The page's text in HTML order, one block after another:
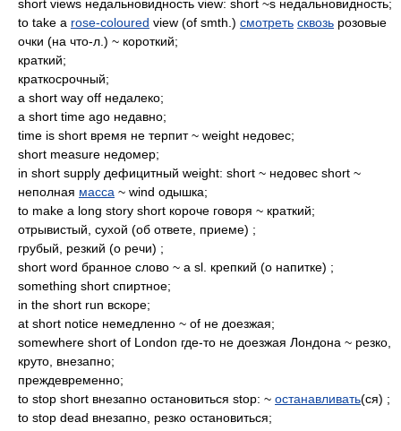
short views недальновидность view: short ~s недальновидность;
to take a rose-coloured view (of smth.) смотреть сквозь розовые
очки (на что-л.) ~ короткий;
краткий;
краткосрочный;
a short way off недалеко;
a short time ago недавно;
time is short время не терпит ~ weight недовес;
short measure недомер;
in short supply дефицитный weight: short ~ недовес short ~
неполная масса ~ wind одышка;
to make a long story short короче говоря ~ краткий;
отрывистый, сухой (об ответе, приеме) ;
грубый, резкий (о речи) ;
short word бранное слово ~ a sl. крепкий (о напитке) ;
something short спиртное;
in the short run вскоре;
at short notice немедленно ~ of не доезжая;
somewhere short of London где-то не доезжая Лондона ~ резко,
круто, внезапно;
преждевременно;
to stop short внезапно остановиться stop: ~ останавливать(ся) ;
to stop dead внезапно, резко остановиться;